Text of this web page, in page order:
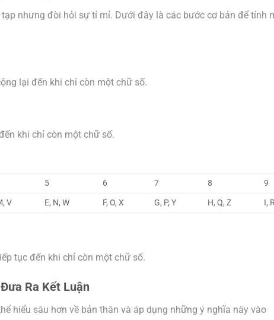
nhưng đòi hỏi sự tỉ mỉ. Dưới đây là các bước cơ bản để tính
lại đến khi chỉ còn một chữ số.
khi chỉ còn một chữ số.
5 6 7 8
9
V E, N, W F, O, X G, P, Y H, Q, Z I,
tục đến khi chỉ còn một chữ số.
Ra Kết Luận
hiểu sâu hơn về bản thân và áp dụng những ý nghĩa này vào